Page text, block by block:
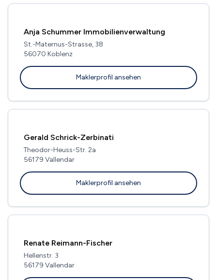
Anja Schummer Immobilienverwaltung
St.-Maternus-Strasse, 38
56070 Koblenz
Maklerprofil ansehen
Gerald Schrick-Zerbinati
Theodor-Heuss-Str. 2a
56179 Vallendar
Maklerprofil ansehen
Renate Reimann-Fischer
Hellenstr. 3
56179 Vallendar